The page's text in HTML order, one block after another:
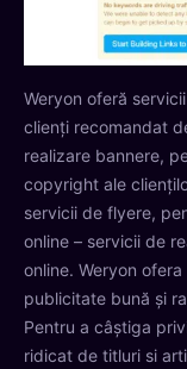
Weryon oferă
clienți recomandat
realizare bannere,
copyright ale
servicii de flyere,
online – servicii de
online. Weryon
publicitate bună și
Pentru a câştiga
ridicat de titluri si